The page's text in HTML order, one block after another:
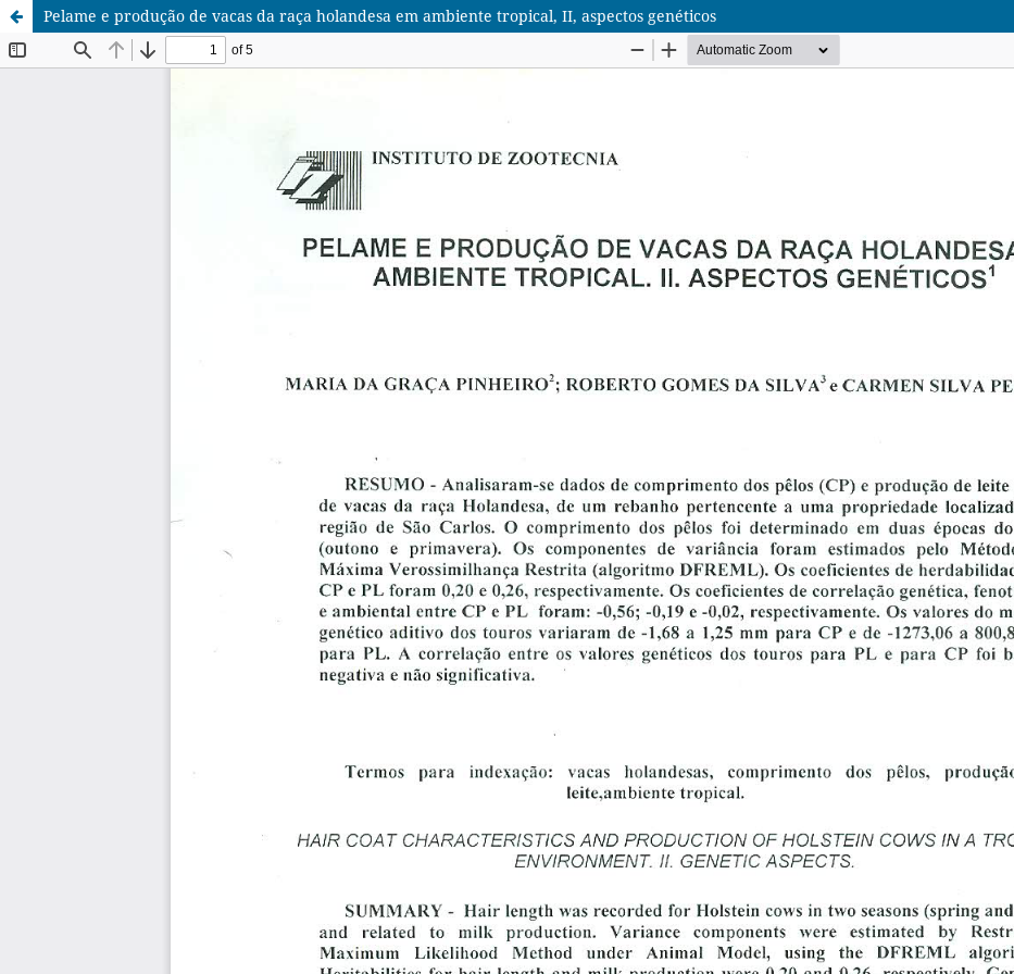
Pelame e produção de vacas da raça holandesa em ambiente tropical, II, aspectos genéticos